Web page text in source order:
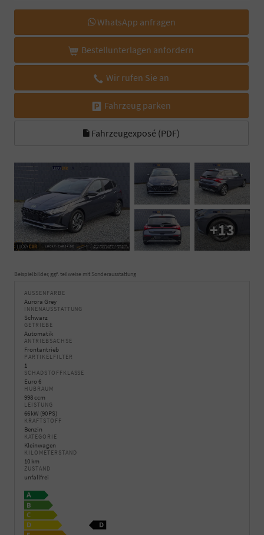
WhatsApp anfragen
Bestellunterlagen anfordern
Wir rufen Sie an
Fahrzeug parken
Fahrzeugexposé (PDF)
+13
Beispielbilder, ggf. teilweise mit Sonderausstattung
AUSSENFARBE
Aurora Grey
INNENAUSSTATTUNG
Schwarz
GETRIEBE
Automatik
ANTRIEBSACHSE
Frontantrieb
PARTIKELFILTER
1
SCHADSTOFFKLASSE
Euro 6
HUBRAUM
998 ccm
LEISTUNG
66 kW (90 PS)
KRAFTSTOFF
Benzin
KATEGORIE
Kleinwagen
KILOMETERSTAND
10 km
ZUSTAND
unfallfrei